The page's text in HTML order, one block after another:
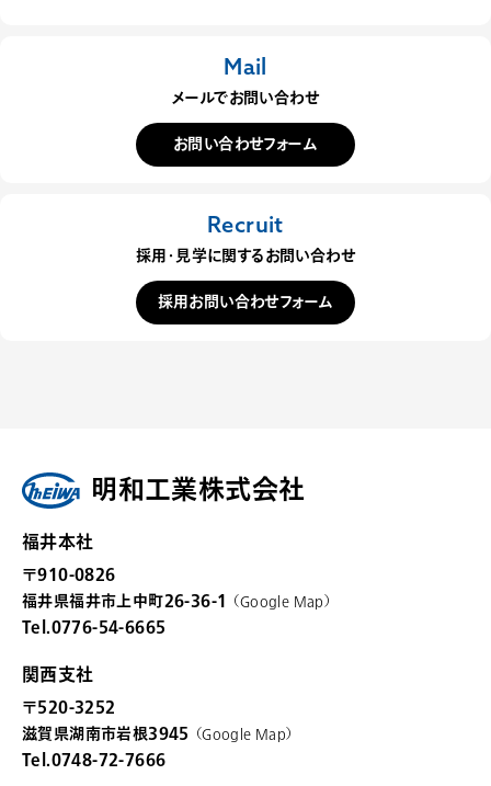
Mail
メールでお問い合わせ
お問い合わせフォーム
Recruit
採用・見学に関するお問い合わせ
採用お問い合わせフォーム
明和工業株式会社
福井本社
〒910-0826
福井県福井市上中町26-36-1 （Google Map）
Tel.0776-54-6665
関西支社
〒520-3252
滋賀県湖南市岩根3945 （Google Map）
Tel.0748-72-7666